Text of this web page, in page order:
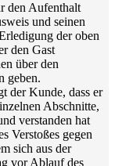
den Aufenthalt
und seinen
der oben
den Gast
über den
geben.
der Kunde, dass er
Abschnitte,
verstanden hat
Verstoßes gegen
sich aus der
vor Ablauf des